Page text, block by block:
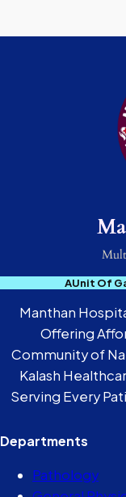
AUnit Of
Manthan
Offering
Community of
Kalash
Serving Every
Departments
Pathology